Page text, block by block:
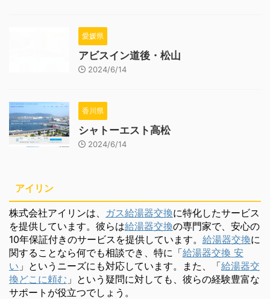
愛媛県
アビスイン道後・松山
2024/6/14
香川県
シャトーエスト高松
2024/6/14
アイリン
株式会社アイリンは、 ガス給湯器交換に特化したサービス
を提供しています。彼らは給湯器交換の専門家で、安心の
10年保証付きのサービスを提供しています。 給湯器交換に
関することなら何でも相談でき、特に「給湯器交換 安
い 」というニーズにも対応しています。また、「給湯器交
換どこに頼む 」という疑問に対しても、彼らの経験豊富な
サポートが役立つでしょう。